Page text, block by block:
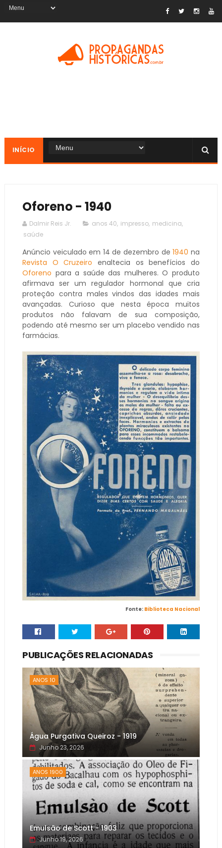
INÍCIO
Oforeno - 1940
Dalmir Reis Jr. anos 40, impresso, medicina,
saúde
Anúncio veiculado em 14 de dezembro de1940 na
Revista O Cruzeiro enaltecia os benefícios do
Oforeno para a saúde das mulheres. O produto
afirmava ser um regulador hormonal que cria
proteção contra males vindos das idades mais
avançadas. Curioso que nesta época muitos
produtos não falavam de sua composição,
podendo até mesmo ser um placebo vendido nas
farmácias.
Fonte: Biblioteca Nacional
PUBLICAÇÕES RELACIONADAS
ANOS 10
Água Purgativa Queiroz - 1919
Junho 23, 2026
ANOS 1900
Emulsão de Scott - 1903
Junho 19, 2026